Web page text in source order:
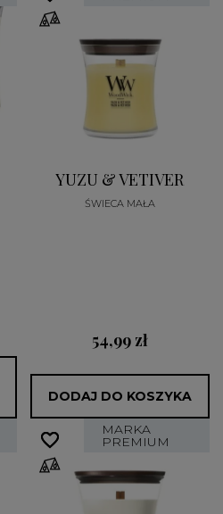
YUZU & VETIVER
ŚWIECA MAŁA
54,99 zł
DODAJ DO KOSZYKA
MARKA
PREMIUM
favorite_border
favorite_border